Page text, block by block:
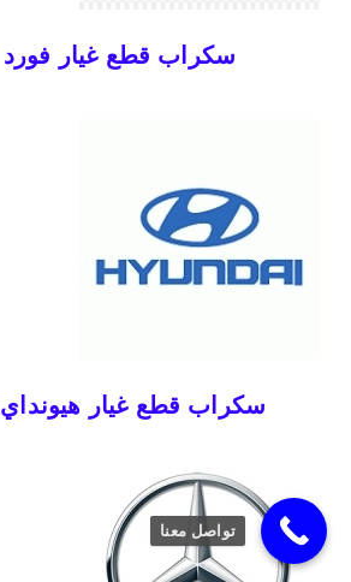
سكراب قطع غيار فورد FORD
سكراب قطع غيار هيونداي Hyundai
تواصل معنا